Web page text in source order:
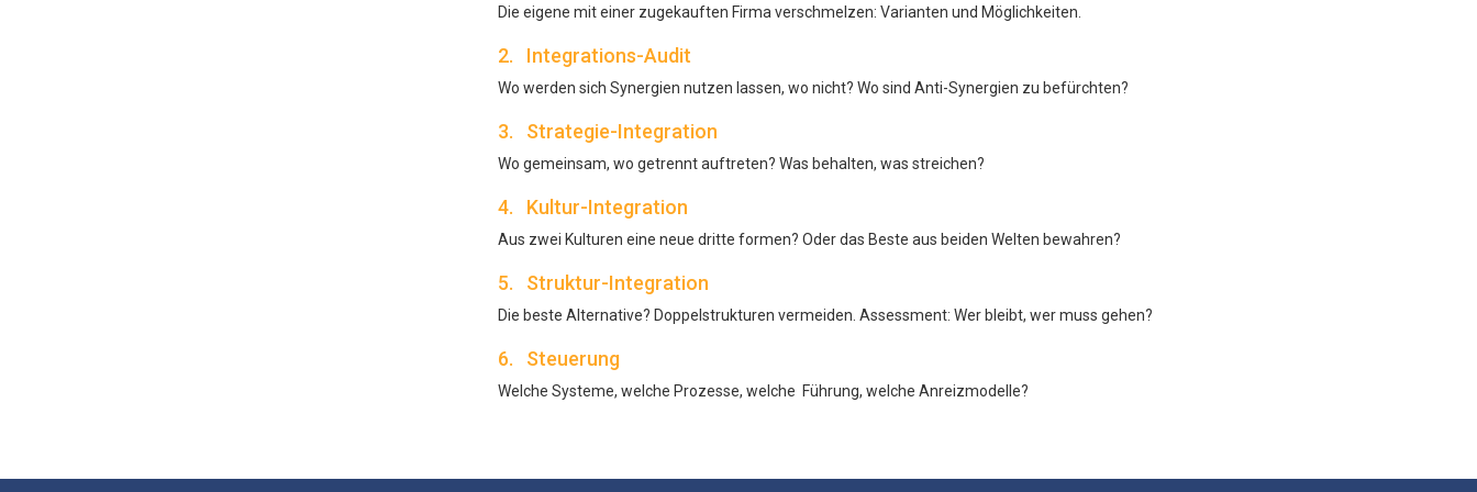
Die eigene mit einer zugekauften Firma verschmelzen: Varianten und Möglichkeiten.
2. Integrations-Audit
Wo werden sich Synergien nutzen lassen, wo nicht? Wo sind Anti-Synergien zu befürchten?
3. Strategie-Integration
Wo gemeinsam, wo getrennt auftreten? Was behalten, was streichen?
4. Kultur-Integration
Aus zwei Kulturen eine neue dritte formen? Oder das Beste aus beiden Welten bewahren?
5. Struktur-Integration
Die beste Alternative? Doppelstrukturen vermeiden. Assessment: Wer bleibt, wer muss gehen?
6. Steuerung
Welche Systeme, welche Prozesse, welche Führung, welche Anreizmodelle?